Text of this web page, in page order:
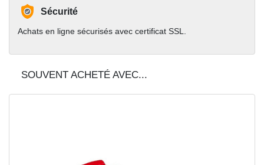
Sécurité
Achats en ligne sécurisés avec certificat SSL.
SOUVENT ACHETÉ AVEC...